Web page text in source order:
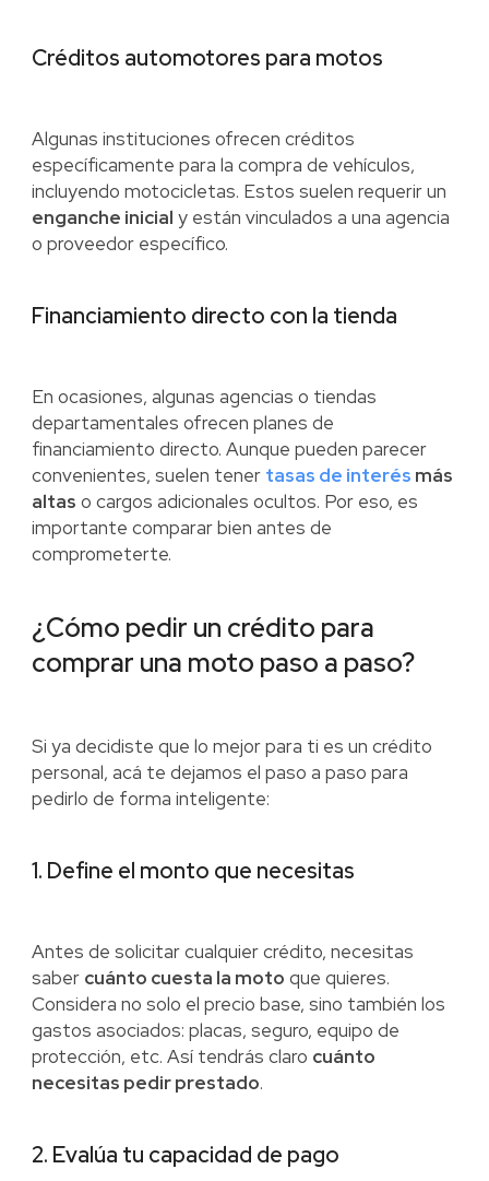
Créditos automotores para motos
Algunas instituciones ofrecen créditos
específicamente para la compra de vehículos,
incluyendo motocicletas. Estos suelen requerir un
enganche inicial y están vinculados a una agencia
o proveedor específico.
Financiamiento directo con la tienda
En ocasiones, algunas agencias o tiendas
departamentales ofrecen planes de
financiamiento directo. Aunque pueden parecer
convenientes, suelen tener tasas de interés más
altas o cargos adicionales ocultos. Por eso, es
importante comparar bien antes de
comprometerte.
¿Cómo pedir un crédito para
comprar una moto paso a paso?
Si ya decidiste que lo mejor para ti es un crédito
personal, acá te dejamos el paso a paso para
pedirlo de forma inteligente:
1. Define el monto que necesitas
Antes de solicitar cualquier crédito, necesitas
saber cuánto cuesta la moto que quieres.
Considera no solo el precio base, sino también los
gastos asociados: placas, seguro, equipo de
protección, etc. Así tendrás claro cuánto
necesitas pedir prestado.
2. Evalúa tu capacidad de pago